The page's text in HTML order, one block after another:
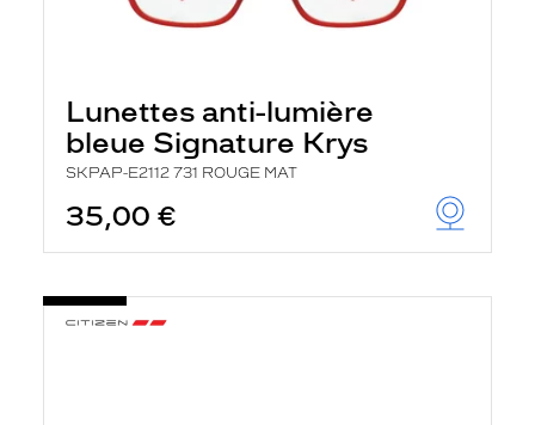
Lunettes anti-lumière
bleue Signature Krys
SKPAP-E2112 731 ROUGE MAT
35,00 €